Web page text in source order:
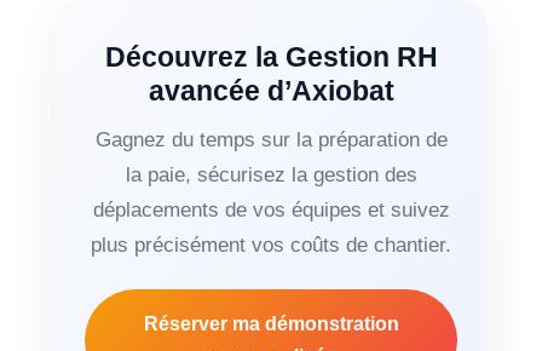
Découvrez la Gestion RH
avancée d’Axiobat
Gagnez du temps sur la préparation de
la paie, sécurisez la gestion des
déplacements de vos équipes et suivez
plus précisément vos coûts de chantier.
Réserver ma démonstration